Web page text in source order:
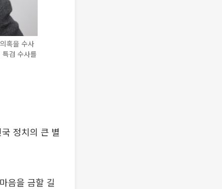
혹을 수사
검 수사를
정치의 큰 별
음을 금할 길